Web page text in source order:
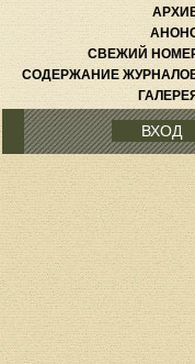
СВЕЖИЙ
СОДЕРЖАНИЕ
ВХОД